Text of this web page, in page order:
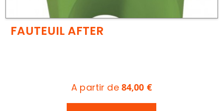
FAUTEUIL AFTER
A partir de 84,00 €